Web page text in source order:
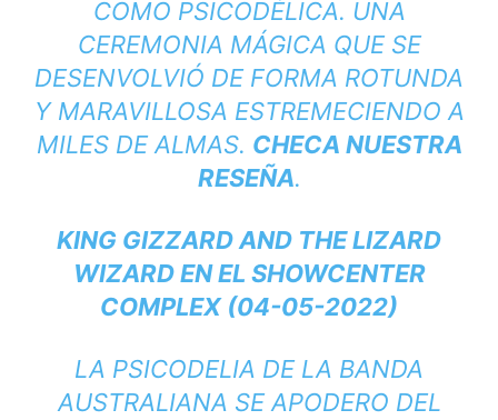
COMO PSICODÉLICA. UNA
CEREMONIA MÁGICA QUE SE
DESENVOLVIÓ DE FORMA ROTUNDA
Y MARAVILLOSA ESTREMECIENDO A
MILES DE ALMAS. CHECA NUESTRA
RESEÑA.
KING GIZZARD AND THE LIZARD
WIZARD EN EL SHOWCENTER
COMPLEX (04-05-2022)
LA PSICODELIA DE LA BANDA
AUSTRALIANA SE APODERO DEL